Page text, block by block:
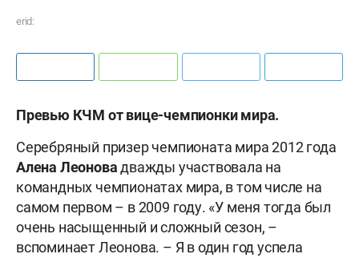
erid:
Превью КЧМ от вице-чемпионки мира.
Серебряный призер чемпионата мира 2012 года
Алена Леоновадважды участвовала на
командных чемпионатах мира, в том числе на
самом первом – в 2009 году. «У меня тогда был
очень насыщенный и сложный сезон, –
вспоминает Леонова. – Я в один год успела